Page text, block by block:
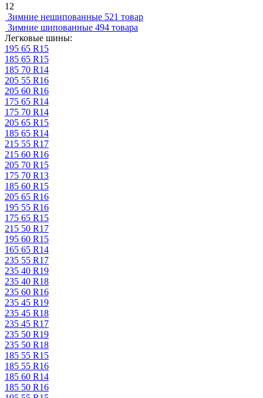
12
Зимние нешипованные 521 товар
Зимние шипованные 494 товара
Легковые шины:
195 65 R15
185 65 R15
185 70 R14
205 55 R16
205 60 R16
175 65 R14
175 70 R14
205 65 R15
185 65 R14
215 55 R17
215 60 R16
205 70 R15
175 70 R13
185 60 R15
205 65 R16
195 55 R16
175 65 R15
215 50 R17
195 60 R15
165 65 R14
235 55 R17
235 40 R19
235 40 R18
235 60 R16
235 45 R19
235 45 R18
235 45 R17
235 50 R19
235 50 R18
185 55 R15
185 55 R16
185 60 R14
185 50 R16